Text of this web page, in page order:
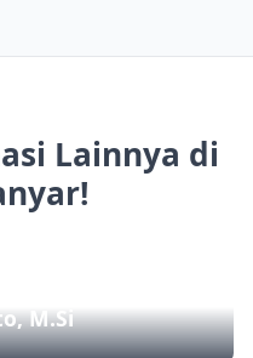
Lainnya di
M.Si